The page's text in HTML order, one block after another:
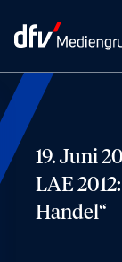
19. Juni
LAE
Handel“